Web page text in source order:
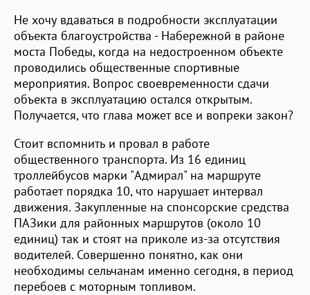
Не хочу вдаваться в подробности эксплуатации
объекта благоустройства - Набережной в районе
моста Победы, когда на недостроенном объекте
проводились общественные спортивные
мероприятия. Вопрос своевременности сдачи
объекта в эксплуатацию остался открытым.
Получается, что глава может все и вопреки закон?
Стоит вспомнить и провал в работе
общественного транспорта. Из 16 единиц
троллейбусов марки "Адмирал" на маршруте
работает порядка 10, что нарушает интервал
движения. Закупленные на спонсорские средства
ПАЗики для районных маршрутов (около 10
единиц) так и стоят на приколе из-за отсутствия
водителей. Совершенно понятно, как они
необходимы сельчанам именно сегодня, в период
перебоев с моторным топливом.